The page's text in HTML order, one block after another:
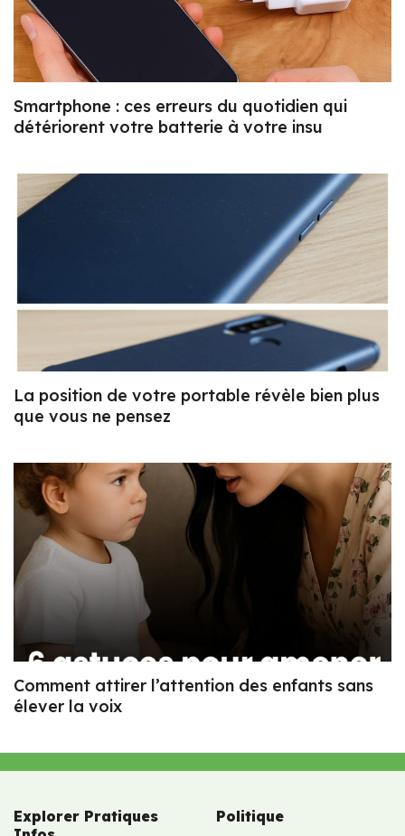
Smartphone : ces erreurs du quotidien qui
détériorent votre batterie à votre insu
La position de votre portable révèle bien plus
que vous ne pensez
Comment attirer l’attention des enfants sans
élever la voix
Explorer Pratiques
Politique